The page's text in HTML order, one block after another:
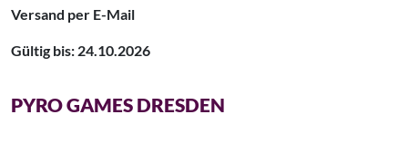
Versand per E-Mail
Gültig bis: 24.10.2026
PYRO GAMES DRESDEN